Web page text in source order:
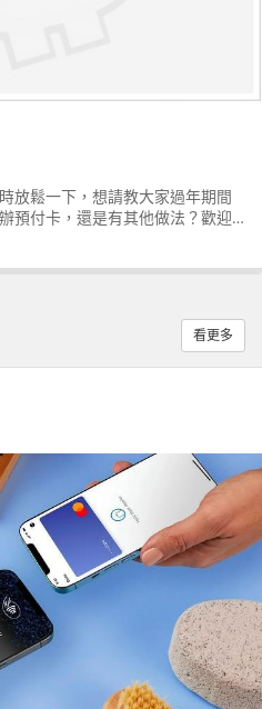
放鬆一下，想請教大家過年期間
預付卡，還是有其他做法？歡迎
看更多